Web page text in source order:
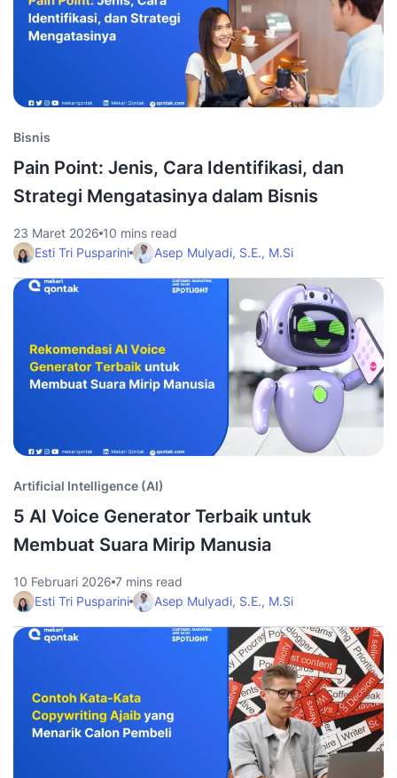
Bisnis
Pain Point: Jenis, Cara Identifikasi, dan
Strategi Mengatasinya dalam Bisnis
23 Maret 2026 10 mins read
Esti Tri Pusparini
Asep Mulyadi, S.E., M.Si
Artificial Intelligence (AI)
5 AI Voice Generator Terbaik untuk
Membuat Suara Mirip Manusia
10 Februari 2026 7 mins read
Esti Tri Pusparini
Asep Mulyadi, S.E., M.Si